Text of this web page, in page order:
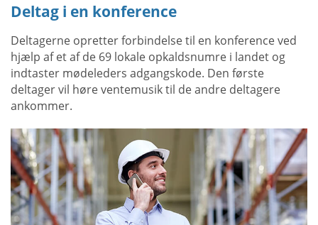
Deltag i en konference
Deltagerne opretter forbindelse til en konference ved
hjælp af et af de 69 lokale opkaldsnumre i landet og
indtaster mødeleders adgangskode. Den første
deltager vil høre ventemusik til de andre deltagere
ankommer.